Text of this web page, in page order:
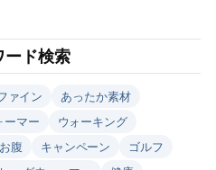
ード検索
ァイン
あったか素材
ーマー
ウォーキング
お腹 キャンペーン
ゴルフ